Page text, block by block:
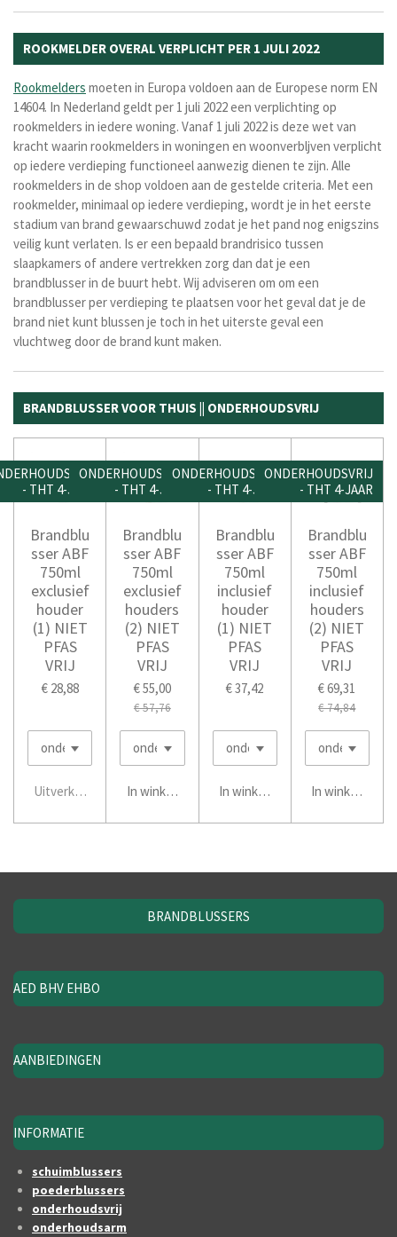
ROOKMELDER OVERAL VERPLICHT PER 1 JULI 2022
Rookmelders moeten in Europa voldoen aan de Europese norm EN
14604. In Nederland geldt per 1 juli 2022 een verplichting op
rookmelders in iedere woning. Vanaf 1 juli 2022 is deze wet van
kracht waarin rookmelders in woningen en woonverbljven verplicht
op iedere verdieping functioneel aanwezig dienen te zijn. Alle
rookmelders in de shop voldoen aan de gestelde criteria. Met een
rookmelder, minimaal op iedere verdieping, wordt je in het eerste
stadium van brand gewaarschuwd zodat je het pand nog enigszins
veilig kunt verlaten. Is er een bepaald brandrisico tussen
slaapkamers of andere vertrekken zorg dan dat je een
brandblusser in de buurt hebt. Wij adviseren om om een
brandblusser per verdieping te plaatsen voor het geval dat je de
brand niet kunt blussen je toch in het uiterste geval een
vluchtweg door de brand kunt maken.
BRANDBLUSSER VOOR THUIS || ONDERHOUDSVRIJ
- THT 4-JAAR
Brandblu
sser ABF
750ml
exclusief
houder
(1) NIET
PFAS
VRIJ
€ 28,88
Uitverkocht
ONDERHOUDSVRIJ
- THT 4-JAAR
Brandblu
sser ABF
750ml
exclusief
houders
(2) NIET
PFAS
VRIJ
€ 55,00
€ 57,76
In winkelwagen
ONDERHOUDSVRIJ
- THT 4-JAAR
Brandblu
sser ABF
750ml
inclusief
houder
(1) NIET
PFAS
VRIJ
€ 37,42
In winkelwagen
ONDERHOUDSVRIJ
- THT 4-JAAR
Brandblu
sser ABF
750ml
inclusief
houders
(2) NIET
PFAS
VRIJ
€ 69,31
€ 74,84
In winkelwagen
BRANDBLUSSERS
AED BHV EHBO
AANBIEDINGEN
INFORMATIE
schuimblussers
poederblussers
onderhoudsvrij
onderhoudsarm